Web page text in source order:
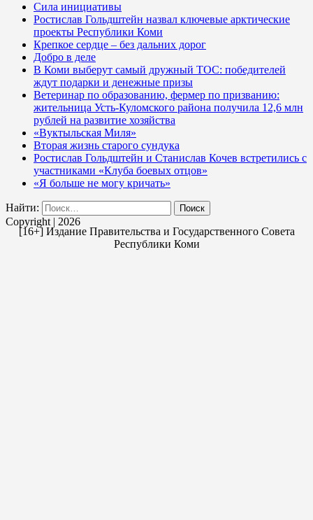
Сила инициативы
Ростислав Гольдштейн назвал ключевые арктические
проекты Республики Коми
Крепкое сердце – без дальних дорог
Добро в деле
В Коми выберут самый дружный ТОС: победителей
ждут подарки и денежные призы
Ветеринар по образованию, фермер по призванию:
жительница Усть-Куломского района получила 12,6 млн
рублей на развитие хозяйства
«Вуктыльская Миля»
Вторая жизнь старого сундука
Ростислав Гольдштейн и Станислав Кочев встретились с
участниками «Клуба боевых отцов»
«Я больше не могу кричать»
Найти:
Copyright | 2026
[16+] Издание Правительства и Государственного Совета
Республики Коми